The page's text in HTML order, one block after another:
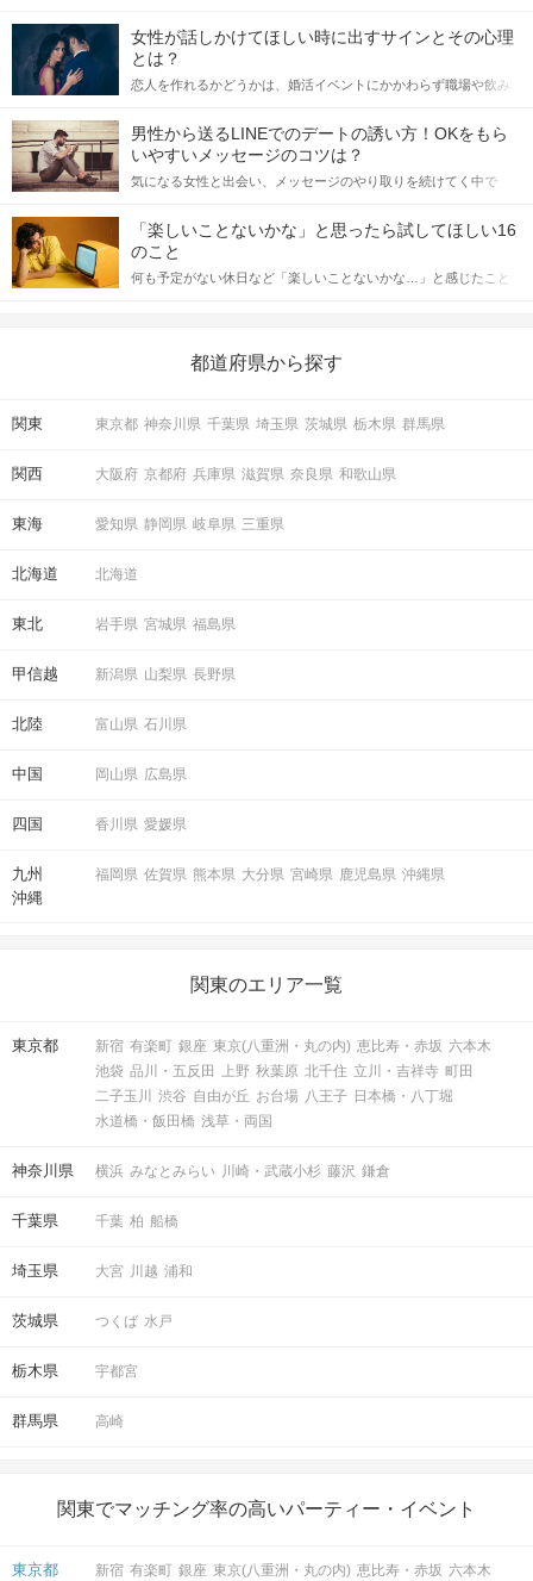
女性が話しかけてほしい時に出すサインとその心理
とは？
恋人を作れるかどうかは、婚活イベントにかかわらず職場や飲み
てアプローチできるかにも左右されます。 これから恋人作りを本
格的に始めようとしている方は、女性が異性を求めて出すサイン
をしっかりと理解し、正しい行動に移せるかどうかが重要。 この
記事では、女性が話しかけて欲しい時に出すサインとその心理を
合にどのような行動に繋げるべきかをご紹介していきます。
男性から送るLINEでのデートの誘い方！OKをもら
いやすいメッセージのコツは？
気になる女性と出会い、メッセージのやり取りを続けてく中で
しかし、中には「どう誘ったらいいの？」とお困りの男性もいら
っしゃるのではないでしょうか。 そこで今回は、男性から女性へ
送るLINEでのデートの誘い方のコツをご紹介します。例文も混じ
えながら解説するので、ぜひ参考にしてください。
「楽しいことないかな」と思ったら試してほしい16
のこと
何も予定がない休日など「楽しいことないかな…」と感じたこと
の楽しいことアイデアを集めました♪ いままさに楽しいことを探し
都道府県から探す
関東 東京都 神奈川県 千葉県 埼玉県 茨城県 栃木県 群馬県
関西 大阪府 京都府 兵庫県 滋賀県 奈良県 和歌山県
東海 愛知県 静岡県 岐阜県 三重県
北海道 北海道
東北 岩手県 宮城県 福島県
甲信越 新潟県 山梨県 長野県
北陸 富山県 石川県
中国 岡山県 広島県
四国 香川県 愛媛県
九州
沖縄
福岡県 佐賀県 熊本県 大分県 宮崎県 鹿児島県 沖縄県
関東のエリア一覧
東京都 新宿 有楽町 銀座 東京(八重洲・丸の内) 恵比寿・赤坂 六本木
池袋 品川・五反田 上野 秋葉原 北千住 立川・吉祥寺 町田
二子玉川
渋谷 自由が丘 お台場 八王子 日本橋・八丁堀
水道橋・飯田橋 浅草・両国
神奈川県 横浜 みなとみらい 川崎・武蔵小杉 藤沢 鎌倉
千葉県 千葉 柏 船橋
埼玉県 大宮 川越 浦和
茨城県 つくば 水戸
栃木県 宇都宮
群馬県 高崎
関東でマッチング率の高いパーティー・イベント
東京都 新宿 有楽町 銀座 東京(八重洲・丸の内) 恵比寿・赤坂 六本木